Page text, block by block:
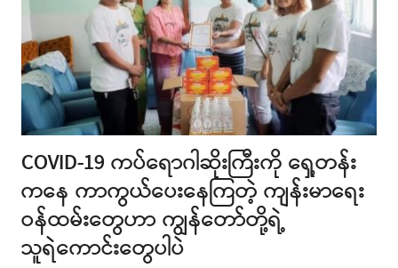
COVID-19 ကပ်ရောဂါဆိုးကြီးကို ရှေ့တန်း
ကနေ ကာကွယ်ပေးနေကြတဲ့ ကျန်းမာရေး
ဝန်ထမ်းတွေဟာ ကျွန်တော်တို့ရဲ့
သူရဲကောင်းတွေပါပဲ